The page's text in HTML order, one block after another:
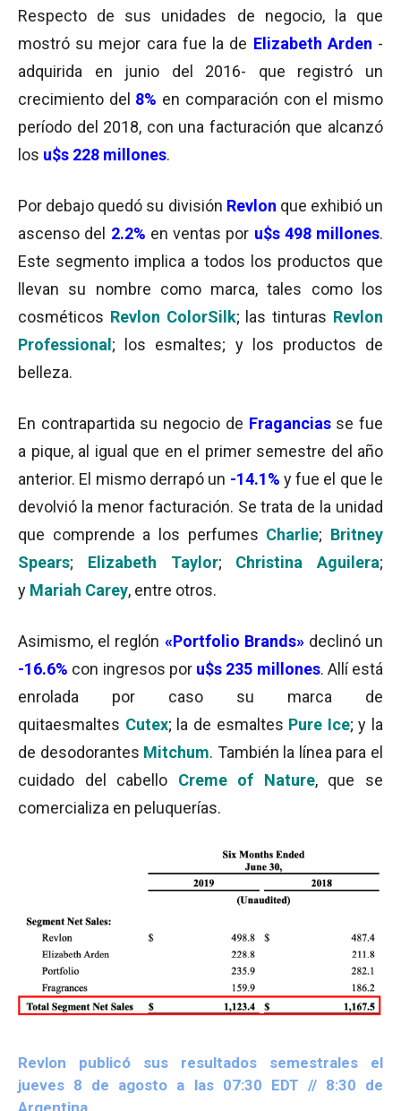
Respecto de sus unidades de negocio, la que
mostró su mejor cara fue la de Elizabeth Arden -
adquirida en junio del 2016- que registró un
crecimiento del 8% en comparación con el mismo
período del 2018, con una facturación que alcanzó
los u$s 228 millones.
Por debajo quedó su división Revlon que exhibió un
ascenso del 2.2% en ventas por u$s 498 millones.
Este segmento implica a todos los productos que
llevan su nombre como marca, tales como los
cosméticos Revlon ColorSilk; las tinturas Revlon
Professional ; los esmaltes; y los productos de
belleza.
En contrapartida su negocio de Fraganciasse fue
a pique, al igual que en el primer semestre del año
anterior. El mismo derrapó un -14.1% y fue el que le
devolvió la menor facturación. Se trata de la unidad
que comprende a los perfumes Charlie; Britney
Spears; Elizabeth Taylor; Christina Aguilera;
y Mariah Carey, entre otros.
Asimismo, el reglón «Portfolio Brands»declinó un
-16.6% con ingresos por u$s 235 millones. Allí está
enrolada por caso su marca de
quitaesmaltes Cutex; la de esmaltes Pure Ice; y la
de desodorantes Mitchum. También la línea para el
cuidado del cabello Creme of Nature, que se
comercializa en peluquerías.
Revlon publicó sus resultados semestrales el
jueves 8 de agosto a las 07:30 EDT // 8:30 de